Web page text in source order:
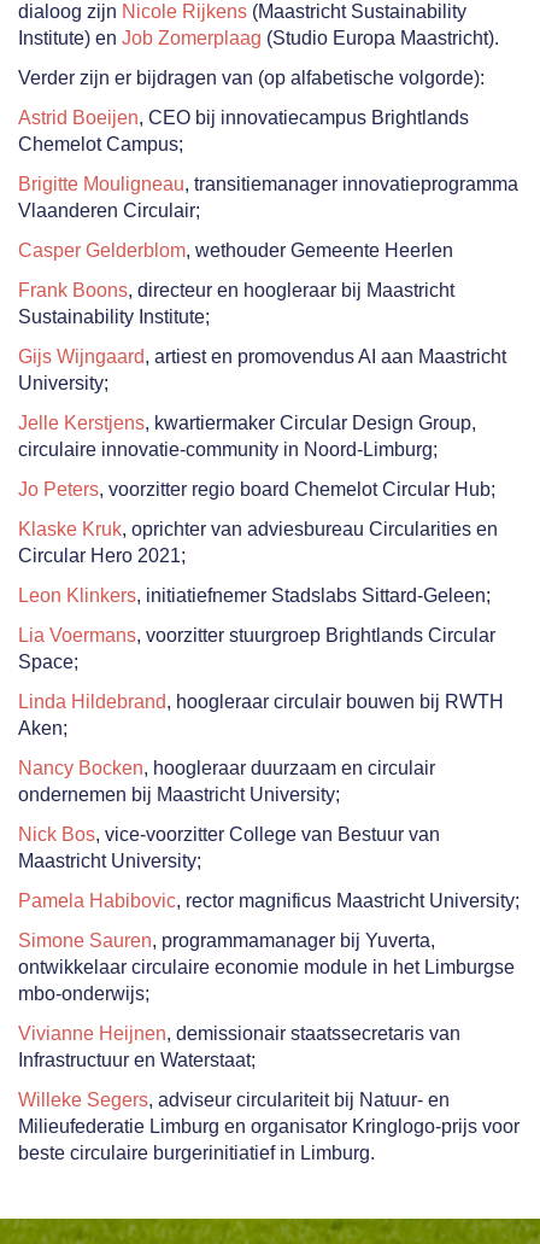
dialoog zijn Nicole Rijkens (Maastricht Sustainability
Institute) en Job Zomerplaag (Studio Europa Maastricht).
Verder zijn er bijdragen van (op alfabetische volgorde):
Astrid Boeijen, CEO bij innovatiecampus Brightlands
Chemelot Campus;
Brigitte Mouligneau, transitiemanager innovatieprogramma
Vlaanderen Circulair;
Casper Gelderblom, wethouder Gemeente Heerlen
Frank Boons, directeur en hoogleraar bij Maastricht
Sustainability Institute;
Gijs Wijngaard, artiest en promovendus AI aan Maastricht
University;
Jelle Kerstjens, kwartiermaker Circular Design Group,
circulaire innovatie-community in Noord-Limburg;
Jo Peters, voorzitter regio board Chemelot Circular Hub;
Klaske Kruk, oprichter van adviesbureau Circularities en
Circular Hero 2021;
Leon Klinkers, initiatiefnemer Stadslabs Sittard-Geleen;
Lia Voermans, voorzitter stuurgroep Brightlands Circular
Space;
Linda Hildebrand, hoogleraar circulair bouwen bij RWTH
Aken;
Nancy Bocken, hoogleraar duurzaam en circulair
ondernemen bij Maastricht University;
Nick Bos, vice-voorzitter College van Bestuur van
Maastricht University;
Pamela Habibovic, rector magnificus Maastricht University;
Simone Sauren, programmamanager bij Yuverta,
ontwikkelaar circulaire economie module in het Limburgse
mbo-onderwijs;
Vivianne Heijnen, demissionair staatssecretaris van
Infrastructuur en Waterstaat;
Willeke Segers, adviseur circulariteit bij Natuur- en
Milieufederatie Limburg en organisator Kringlogo-prijs voor
beste circulaire burgerinitiatief in Limburg.